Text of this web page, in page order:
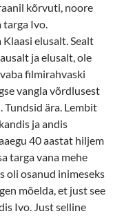
kõrvuti, noore
targa Ivo.
elusalt. Sealt
ja elusalt, ole
filmirahvaski
vangla võrdlusest
Tundsid ära. Lembit
ja andis
40 aastat hiljem
targa vana mehe
oli osanud inimeseks
mõelda, et just see
Ivo. Just selline